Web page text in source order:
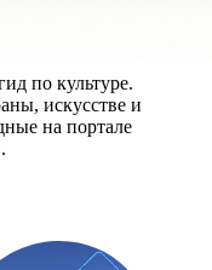
по культуре.
искусстве и
на портале